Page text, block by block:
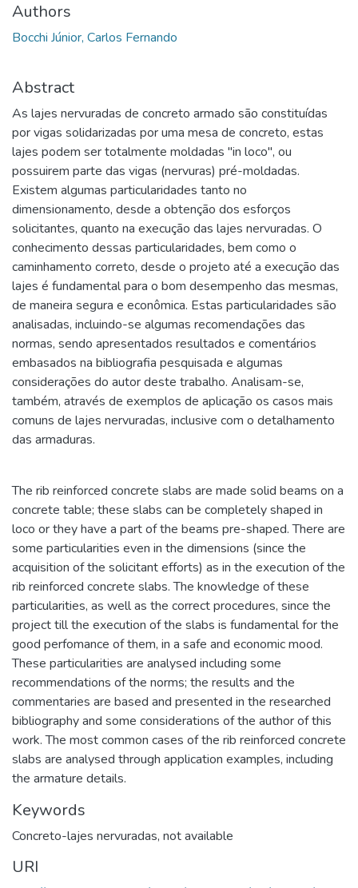
Authors
Bocchi Júnior, Carlos Fernando
Abstract
As lajes nervuradas de concreto armado são constituídas
por vigas solidarizadas por uma mesa de concreto, estas
lajes podem ser totalmente moldadas "in loco", ou
possuirem parte das vigas (nervuras) pré-moldadas.
Existem algumas particularidades tanto no
dimensionamento, desde a obtenção dos esforços
solicitantes, quanto na execução das lajes nervuradas. O
conhecimento dessas particularidades, bem como o
caminhamento correto, desde o projeto até a execução das
lajes é fundamental para o bom desempenho das mesmas,
de maneira segura e econômica. Estas particularidades são
analisadas, incluindo-se algumas recomendações das
normas, sendo apresentados resultados e comentários
embasados na bibliografia pesquisada e algumas
considerações do autor deste trabalho. Analisam-se,
também, através de exemplos de aplicação os casos mais
comuns de lajes nervuradas, inclusive com o detalhamento
das armaduras.
The rib reinforced concrete slabs are made solid beams on a
concrete table; these slabs can be completely shaped in
loco or they have a part of the beams pre-shaped. There are
some particularities even in the dimensions (since the
acquisition of the solicitant efforts) as in the execution of the
rib reinforced concrete slabs. The knowledge of these
particularities, as well as the correct procedures, since the
project till the execution of the slabs is fundamental for the
good perfomance of them, in a safe and economic mood.
These particularities are analysed including some
recommendations of the norms; the results and the
commentaries are based and presented in the researched
bibliography and some considerations of the author of this
work. The most common cases of the rib reinforced concrete
slabs are analysed through application examples, including
the armature details.
Keywords
Concreto-lajes nervuradas, not available
URI